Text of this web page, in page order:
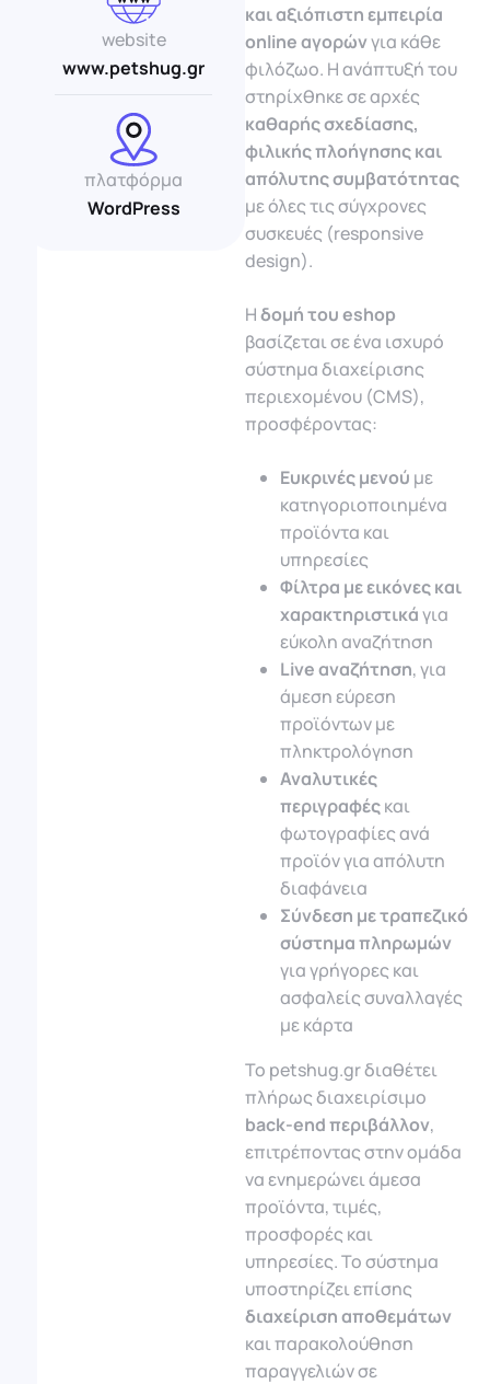
www.petshug.gr
website
WordPress
πλατφόρμα
και αξιόπιστη εμπειρία
online αγορώνγια κάθε
φιλόζωο. Η ανάπτυξή του
στηρίχθηκε σε αρχές
καθαρής σχεδίασης,
φιλικής πλοήγησης και
απόλυτης συμβατότητας
με όλες τις σύγχρονες
συσκευές (responsive
design).
Ηδομή του eshop
βασίζεται σε ένα ισχυρό
σύστημα διαχείρισης
περιεχομένου (CMS),
προσφέροντας:
Ευκρινές μενού με
κατηγοριοποιημένα
προϊόντα και
υπηρεσίες
Φίλτρα με εικόνες και
χαρακτηριστικάγια
εύκολη αναζήτηση
Live αναζήτηση, για
άμεση εύρεση
προϊόντων με
πληκτρολόγηση
Αναλυτικές
περιγραφέςκαι
φωτογραφίες ανά
προϊόν για απόλυτη
διαφάνεια
Σύνδεση με τραπεζικό
σύστημα πληρωμών
για γρήγορες και
ασφαλείς συναλλαγές
με κάρτα
Το petshug.gr διαθέτει
πλήρως διαχειρίσιμο
back-end περιβάλλον,
επιτρέποντας στην ομάδα
να ενημερώνει άμεσα
προϊόντα, τιμές,
προσφορές και
υπηρεσίες. Το σύστημα
υποστηρίζει επίσης
διαχείριση αποθεμάτων
και παρακολούθηση
παραγγελιών σε